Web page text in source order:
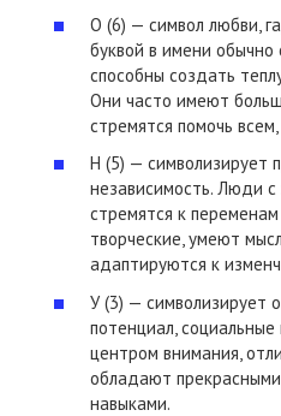
О (6) — символ любви,
буквой в имени обычно
способны создать
Они часто имеют
стремятся помочь
Н (5) — символизирует
независимость. Люди с
стремятся к
творческие, умеют
адаптируются к
У (3) — символизирует
потенциал,
центром внимания,
обладают
навыками.